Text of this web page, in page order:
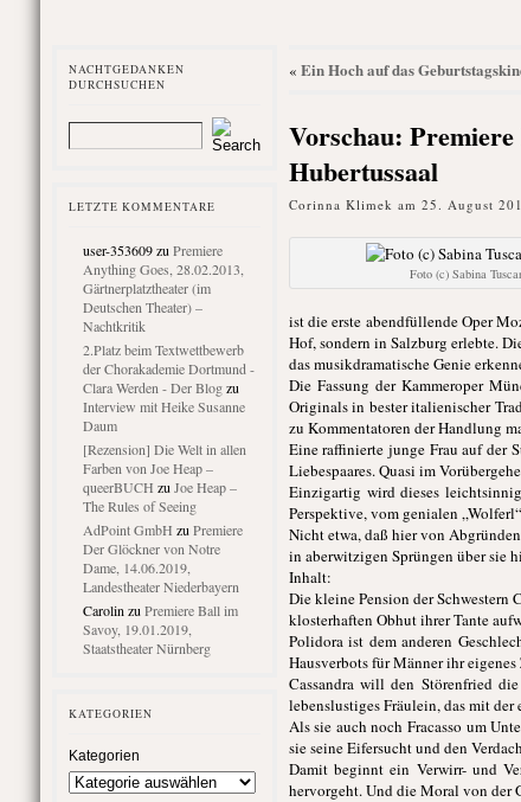
NACHTGEDANKEN
DURCHSUCHEN
LETZTE KOMMENTARE
user-353609zu Premiere
Anything Goes, 28.02.2013,
Gärtnerplatztheater (im
Deutschen Theater) –
Nachtkritik
2.Platz beim Textwettbewerb
der Chorakademie Dortmund -
Clara Werden - Der Blogzu
Interview mit Heike Susanne
Daum
[Rezension] Die Welt in allen
Farben von Joe Heap –
queerBUCH zu Joe Heap –
The Rules of Seeing
AdPoint GmbH zu Premiere
Der Glöckner von Notre
Dame, 14.06.2019,
Landestheater Niederbayern
Carolin zu Premiere Ball im
Savoy, 19.01.2019,
Staatstheater Nürnberg
KATEGORIEN
Kategorien
« Ein Hoch auf das
Vorschau:
Hubertussaal
Corinna Klimek am 25. August
Foto (c) Sabina
ist die erste abendfüllende Oper
Hof, sondern in Salzburg erlebte.
das musikdramatische Genie
Die Fassung der Kammeroper
Originals in bester italienischer
zu Kommentatoren der Handlung
Eine raffinierte junge Frau auf der
Liebespaares. Quasi im
Einzigartig wird dieses
Perspektive, vom genialen
Nicht etwa, daß hier von
in aberwitzigen Sprüngen über sie
Inhalt:
Die kleine Pension der Schwestern
klosterhaften Obhut ihrer Tante
Polidora ist dem anderen
Hausverbots für Männer ihr
Cassandra will den Störenfried
lebenslustiges Fräulein, das mit
Als sie auch noch Fracasso um
sie seine Eifersucht und den
Damit beginnt ein Verwirr- und
hervorgeht. Und die Moral von der